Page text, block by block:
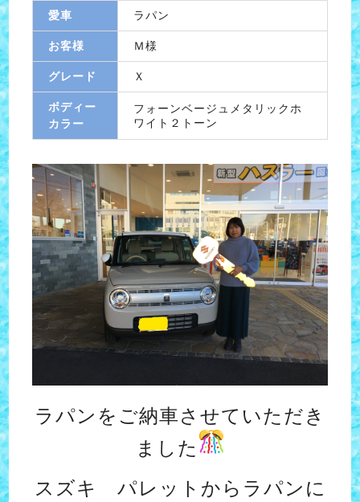
愛車 ラパン
お客様 Ｍ様
グレード Ｘ
ボディー
カラー
フォーンベージュメタリックホ
ワイト２トーン
ラパンをご納車させていただき
ました
スズキ パレットからラパンに